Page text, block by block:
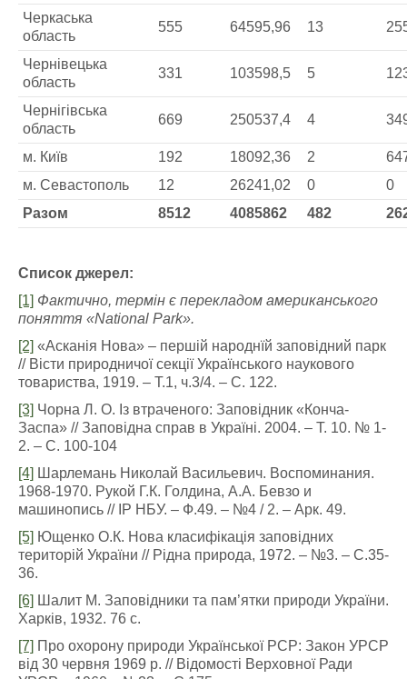
Черкаська
область
555 64595,96 13
Чернівецька
область
331 103598,5 5
Чернігівська
область
669 250537,4 4
м. Київ 192 18092,36 2
м. Севастополь
12 26241,02 0
0
Разом
8512 4085862 482
Список джерел:
[1] Фактично, термін є перекладом американського
поняття «National Park».
[2] «Асканія Нова» – першій народнїй заповідний парк
// Вісти природничої секції Українського наукового
товариства, 1919. – Т.1, ч.3/4. – С. 122.
[3] Чорна Л. О. Із втраченого: Заповідник «Конча-
Заспа» // Заповідна справ в Україні. 2004. – Т. 10. № 1-
2. – С. 100-104
[4] Шарлемань Николай Васильевич. Воспоминания.
1968-1970. Рукой Г.К. Голдина, А.А. Бевзо и
машинопись // ІР НБУ. – Ф.49. – №4 / 2. – Арк. 49.
[5] Ющенко О.К. Нова класифікація заповідних
територій України // Рідна природа, 1972. – №3. – С.35-
36.
[6] Шалит М. Заповідники та пам’ятки природи України.
Харків, 1932. 76 с.
[7] Про охорону природи Української РСР: Закон УРСР
від 30 червня 1969 р. // Відомості Верховної Ради